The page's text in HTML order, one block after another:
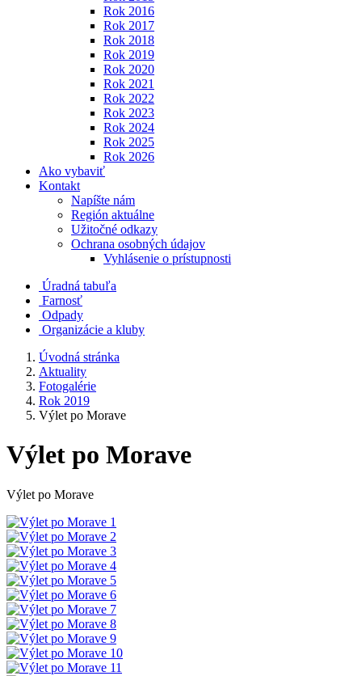
Rok 2016
Rok 2017
Rok 2018
Rok 2019
Rok 2020
Rok 2021
Rok 2022
Rok 2023
Rok 2024
Rok 2025
Rok 2026
Ako vybaviť
Kontakt
Napíšte nám
Región aktuálne
Užitočné odkazy
Ochrana osobných údajov
Vyhlásenie o prístupnosti
Úradná tabuľa
Farnosť
Odpady
Organizácie a kluby
Úvodná stránka
Aktuality
Fotogalérie
Rok 2019
Výlet po Morave
Výlet po Morave
Výlet po Morave